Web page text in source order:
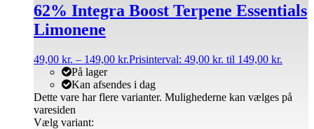
62% Integra Boost Terpene Essentials
Limonene
49,00 kr. – 149,00 kr.Prisinterval: 49,00 kr. til 149,00 kr.
På lager
Kan afsendes i dag
Vælg variant:
Dette vare har flere varianter. Mulighederne kan vælges på
varesiden